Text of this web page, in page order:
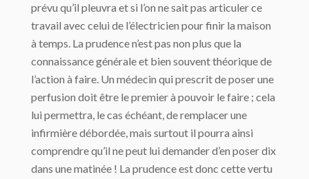
prévu qu’il pleuvra et si l’on ne sait pas articuler ce
travail avec celui de l’électricien pour finir la maison
à temps. La prudence n’est pas non plus que la
connaissance générale et bien souvent théorique de
l’action à faire. Un médecin qui prescrit de poser une
perfusion doit être le premier à pouvoir le faire ; cela
lui permettra, le cas échéant, de remplacer une
infirmière débordée, mais surtout il pourra ainsi
comprendre qu’il ne peut lui demander d’en poser dix
dans une matinée ! La prudence est donc cette vertu